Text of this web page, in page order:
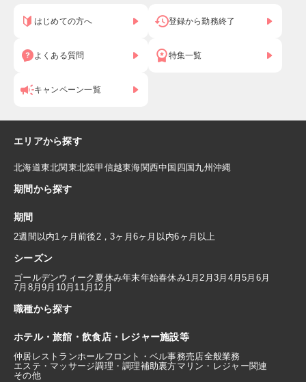
はじめての方へ 登録から勤務終了
よくある質問 特集一覧
キャンペーン一覧
エリアから探す
北海道東北関東北陸甲信越東海関西中国 四国 九州 沖縄
期間から探す
期間
2週間以内1ヶ月前後2，3ヶ月 6ヶ月以内6ヶ月以上
シーズン
ゴールデンウィーク 夏休み年末年始春休み1月2月3月 4月5月 6月
7月 8月9月 10月 11月 12月
職種から探す
ホテル・旅館・飲食店・レジャー施設等
仲居 レストランホールフロント・ベル事務売店全般業務
エステ・マッサージ調理・調理補助裏方マリン・レジャー関連
その他